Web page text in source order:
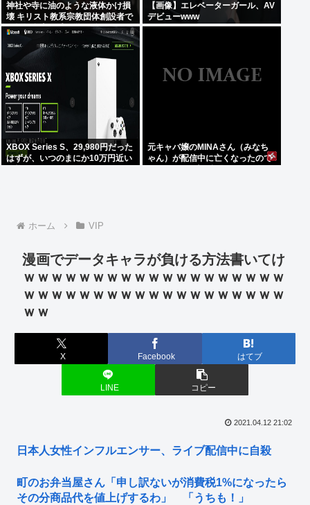
神社や寺に油のような液体かけ損
壊 キリスト教系宗教団体創設者で
医師の金山昌秀に懲役1年6か月、
【画像】エレベーターガール、AV
デビューwww
XBOX Series S、29,980円だった
はずが、いつのまにか10万円近い
元キャバ嬢のMINAさん（みなち
ゃん）が配信中に亡くなったので
ホーム VIP
漫画でデータキャラが負ける方法書いてけ
ｗｗｗｗｗｗｗｗｗｗｗｗｗｗｗｗｗｗｗ
ｗｗｗｗｗｗｗｗｗｗｗｗｗｗｗｗｗｗｗ
ｗｗ
X Facebook はてブ
LINE コピー
2021.04.12 21:02
日本人女性インフルエンサー、ライブ配信中に自殺
町のお弁当屋さん「申し訳ないが消費税1%になったら
その分商品代を値上げするわ」 「うちも！」